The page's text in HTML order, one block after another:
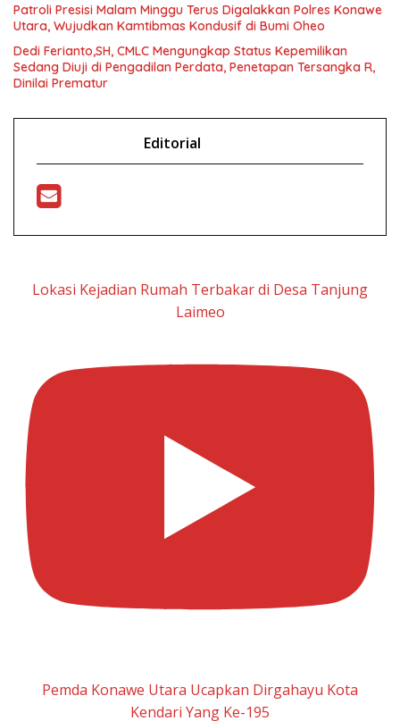
Patroli Presisi Malam Minggu Terus Digalakkan Polres Konawe
Utara, Wujudkan Kamtibmas Kondusif di Bumi Oheo
Dedi Ferianto,SH, CMLC Mengungkap Status Kepemilikan
Sedang Diuji di Pengadilan Perdata, Penetapan Tersangka R,
Dinilai Prematur
Editorial
Lokasi Kejadian Rumah Terbakar di Desa Tanjung
Laimeo
Pemda Konawe Utara Ucapkan Dirgahayu Kota
Kendari Yang Ke-195